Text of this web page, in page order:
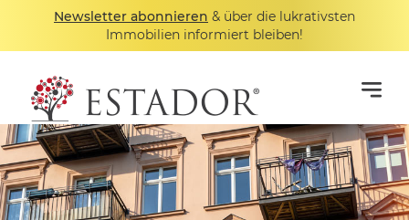
Newsletter abonnieren & über die lukrativsten
Immobilien informiert bleiben!